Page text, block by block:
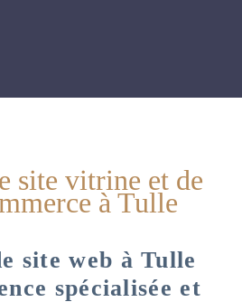
site vitrine et de
à Tulle
site web à Tulle
spécialisée et